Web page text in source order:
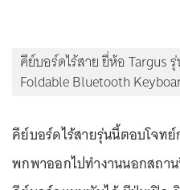
คีย์บอร์ดไร้สาย ยี่ห้อ Targus
Foldable Bluetooth
คีย์บอร์ดไร้สายรุ่นนี้ตอบโจทย์
พกพาออกไปทำงานนอกสถาน